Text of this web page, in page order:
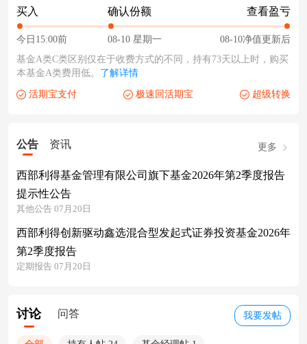
买入
今日15:00前
确认份额
08-10 星期一
查看盈亏
08-10净值更新后
基金A类C类区别仅在于收费方式的不同，持有73天以上时，购买
本基金A类费用低。 了解详情
活期宝支付 极速回活期宝 超级转换
公告 资讯 更多
西部利得基金管理有限公司旗下基金2026年第2季度报告
提示性公告
其他公告 07月20日
西部利得创新驱动鑫选混合型发起式证券投资基金2026年
第2季度报告
定期报告 07月20日
我要发帖
讨论 问答